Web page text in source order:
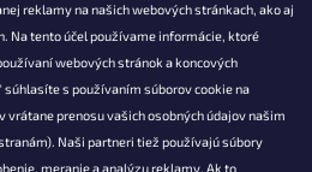
reklamy na našich webových stránkach, ako aj
Na tento účel používame informácie, ktoré
webových stránok a koncových
s používaním súborov cookie na
vrátane prenosu vašich osobných údajov našim
Naši partneri tiež používajú súbory
meranie a analýzu reklamy. Ak to